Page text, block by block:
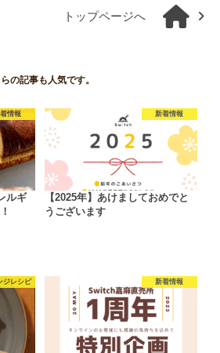
トップページへ
の記事も人気です。
情報
ルギ
新着情報
【2025年】あけましておめでと
うございます
ジレシピ 新着情報